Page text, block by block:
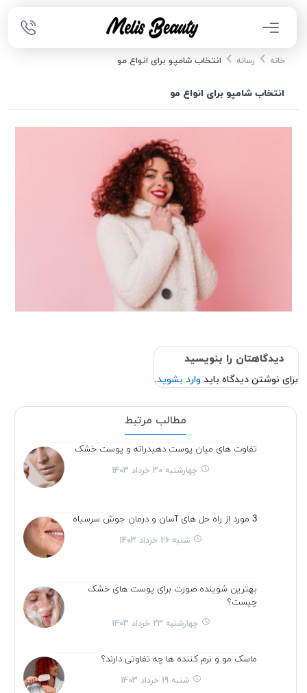
خانه رسانه انتخاب شامپو برای انواع مو
انتخاب شامپو برای انواع مو
دیدگاهتان را بنویسید
برای نوشتن دیدگاه باید وارد بشوید.
مطالب مرتبط
تفاوت های میان پوست دهیدراته و پوست خشک
چهارشنبه 30 خرداد 1403
3 مورد از راه حل های آسان و درمان جوش سرسیاه
شنبه 26 خرداد 1403
بهترین شوینده صورت برای پوست های خشک
چیست؟
چهارشنبه 23 خرداد 1403
ماسک مو و نرم کننده ها چه تفاوتی دارند؟
شنبه 19 خرداد 1403